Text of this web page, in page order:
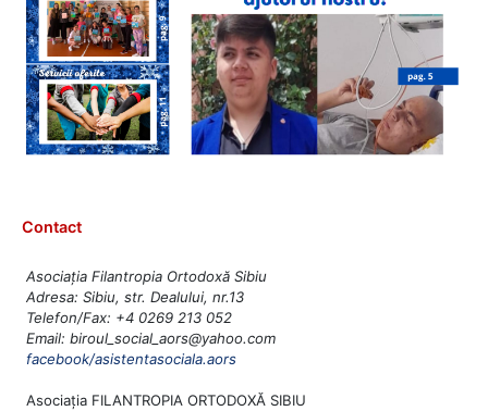
Contact
Asociația Filantropia Ortodoxă Sibiu
Adresa: Sibiu, str. Dealului, nr.13
Telefon/Fax: +4 0269 213 052
Email: biroul_social_aors@yahoo.com
facebook/asistentasociala.aors
Asociația FILANTROPIA ORTODOXĂ SIBIU